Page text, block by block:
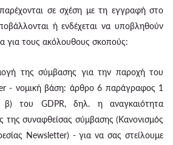
σε σχέση με τη εγγραφή στο
ή ενδέχεται να υποβληθούν
για τους ακόλουθους σκοπούς:
της σύμβασης για την παροχή του
- νομική βάση: άρθρο 6 παράγραφος 1
β) του GDPR, δηλ. η αναγκαιότητα
της συναφθείσας σύμβασης (Κανονισμός
Newsletter) - για να σας στείλουμε